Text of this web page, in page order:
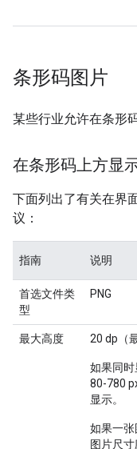
条形码图片
某些行业允许在条形
在条形码上方显
下面列出了有关在界
议：
指南 说明
首选文件类
型
PNG
最大高度 20 dp（
如果同
80-780
显示。
如果一
图片尺